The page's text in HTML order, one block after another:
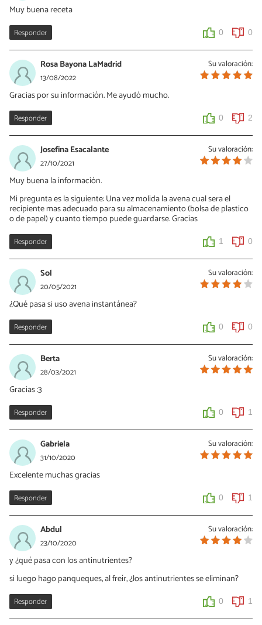
Muy buena receta
Responder 0 0
Su valoración:
Rosa Bayona LaMadrid
13/08/2022
Gracias por su información. Me ayudó mucho.
Responder 0 2
Su valoración:
Josefina Esacalante
27/10/2021
Muy buena la información.
Mi pregunta es la siguiente: Una vez molida la avena cual sera el
recipiente mas adecuado para su almacenamiento (bolsa de plastico
o de papel) y cuanto tiempo puede guardarse. Gracias
Responder 1 0
Su valoración:
Sol
20/05/2021
¿Qué pasa si uso avena instantánea?
Responder 0 0
Su valoración:
Berta
28/03/2021
Gracias :3
Responder 0 1
Su valoración:
Gabriela
31/10/2020
Excelente muchas gracias
Responder 0 1
Su valoración:
Abdul
23/10/2020
y ¿qué pasa con los antinutrientes?
si luego hago panqueques, al freír, ¿los antinutrientes se eliminan?
Responder 0 1